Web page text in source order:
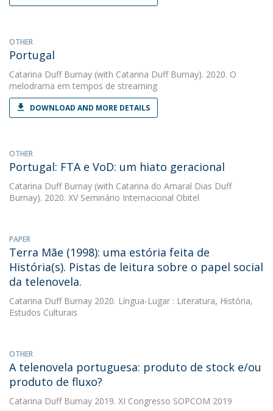
OTHER
Portugal
Catarina Duff Burnay (with Catarina Duff Burnay). 2020. O
melodrama em tempos de streaming
DOWNLOAD AND MORE DETAILS
OTHER
Portugal: FTA e VoD: um hiato geracional
Catarina Duff Burnay (with Catarina do Amaral Dias Duff
Burnay). 2020. XV Seminário Internacional Obitel
PAPER
Terra Mãe (1998): uma estória feita de
História(s). Pistas de leitura sobre o papel social
da telenovela.
Catarina Duff Burnay 2020. Língua-Lugar : Literatura, História,
Estudos Culturais
OTHER
A telenovela portuguesa: produto de stock e/ou
produto de fluxo?
Catarina Duff Burnay 2019. XI Congresso SOPCOM 2019